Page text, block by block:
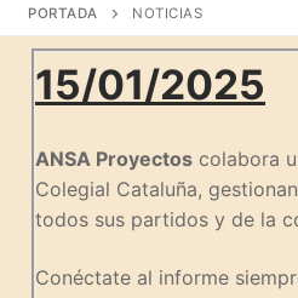
PORTADA NOTICIAS
15/01/2025
ANSA Proyectos colabora
Colegial Cataluña,
todos sus partidos y de la
Conéctate al informe